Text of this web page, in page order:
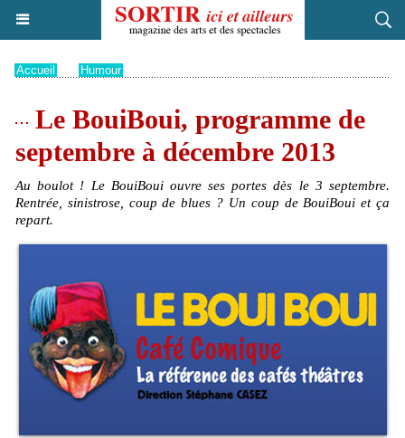
Accueil Humour
Le BouiBoui, programme de
septembre à décembre 2013
Au boulot ! Le BouiBoui ouvre ses portes dès le 3 septembre.
Rentrée, sinistrose, coup de blues ? Un coup de BouiBoui et ça
repart.